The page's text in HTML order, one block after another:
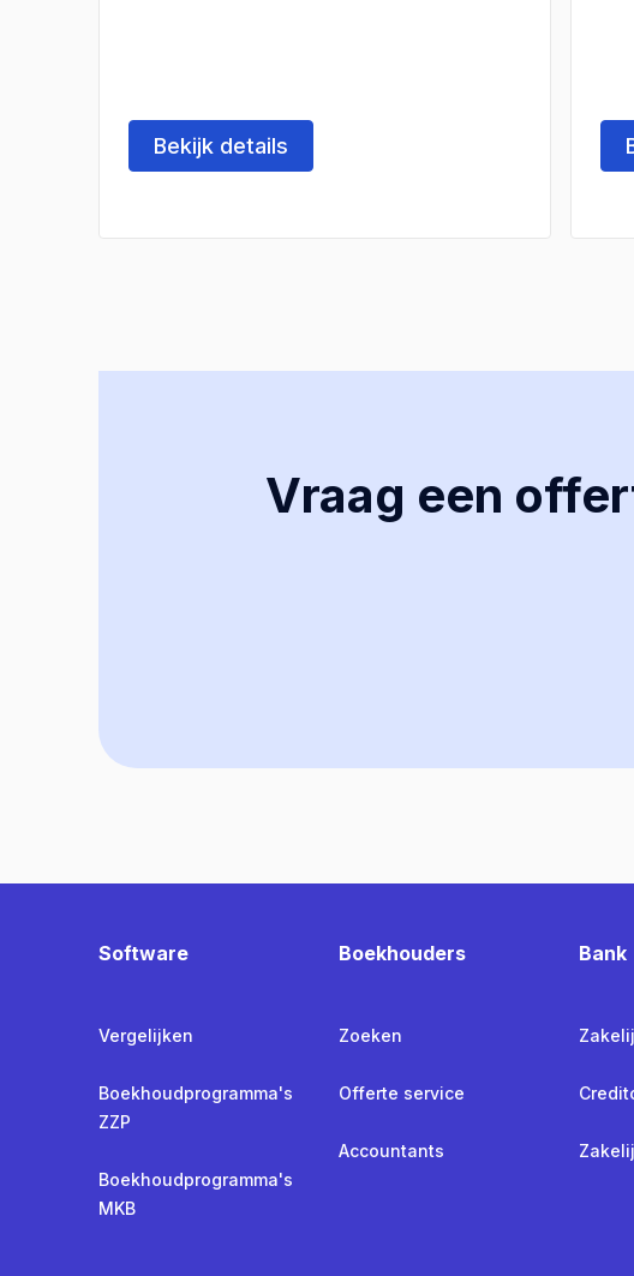
Bekijk details
Vraag een
Software
Vergelijken
Boekhoudprogramma's
ZZP
Boekhoudprogramma's
MKB
Boekhouders
Zoeken
Offerte service
Accountants
Bank